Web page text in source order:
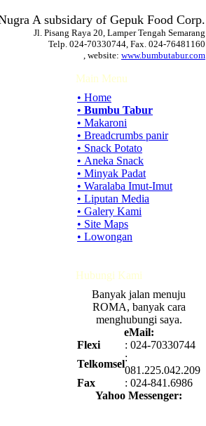
A subsidary of Gepuk Food Corp.
Jl. Pisang Raya 20, Lamper Tengah Semarang
Telp. 024-70330744, Fax. 024-76481160
, website: www.bumbutabur.com
Main Menu
• Home
• Bumbu Tabur
• Makaroni
• Breadcrumbs panir
• Snack Potato
• Aneka Snack
• Minyak Padat
• Waralaba Imut-Imut
• Liputan Media
• Galery Kami
• Site Maps
• Lowongan
Hubungi Kami
Banyak jalan menuju
ROMA, banyak cara
menghubungi saya.
eMail:
Flexi
: 024-70330744
Telkomsel
:
081.225.042.209
Fax
: 024-841.6986
Yahoo Messenger: